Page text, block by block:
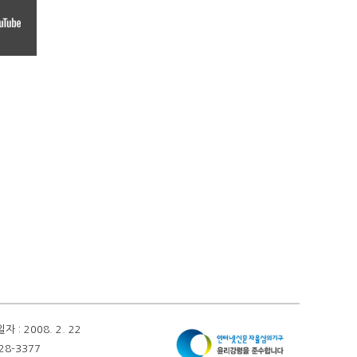
자 : 2008. 2. 22
3377